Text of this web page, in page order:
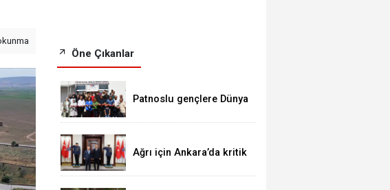
Öne Çıkanlar
Patnoslu gençlere Dünya
DİGEM kapılarını açtı
Ağrı için Ankara’da kritik